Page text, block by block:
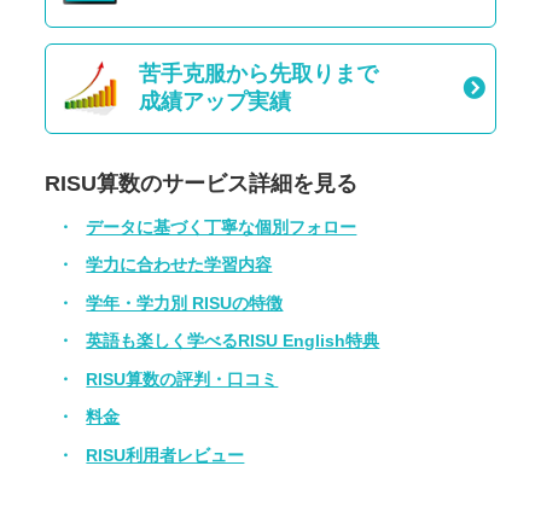
苦手克服から先取りまで
成績アップ実績
RISU算数のサービス詳細を見る
データに基づく丁寧な個別フォロー
学力に合わせた学習内容
学年・学力別 RISUの特徴
英語も楽しく学べるRISU English特典
RISU算数の評判・口コミ
料金
RISU利用者レビュー